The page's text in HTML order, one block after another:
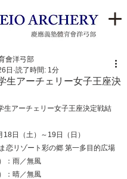
生アーチェリー女子王座決
會洋弓部
日 読了時間: 1分
生アーチェリー女子王座決定戦結
日（土）～19日（日）
恋リゾート彩の郷 第一多目的広場
：雨／無風
晴／無風